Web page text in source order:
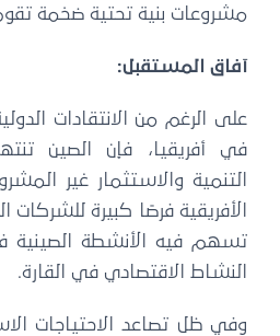
مشروعات بنية تحتية ضخمة تقوم
آفاق المستقبل:
على الرغم من الانتقادات
في أفريقيا، فإن الصين
التنمية والاستثمار غير
الأفريقية فرصًا كبيرة للشركات
تسهم فيه الأنشطة الصينية
النشاط الاقتصادي في القارة.
وفي ظل تصاعد الاحتياجات